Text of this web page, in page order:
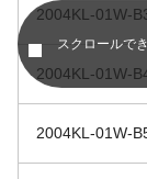
スクロールで
2004KL-01W-
2004KL-01W-
2004KL-01W-